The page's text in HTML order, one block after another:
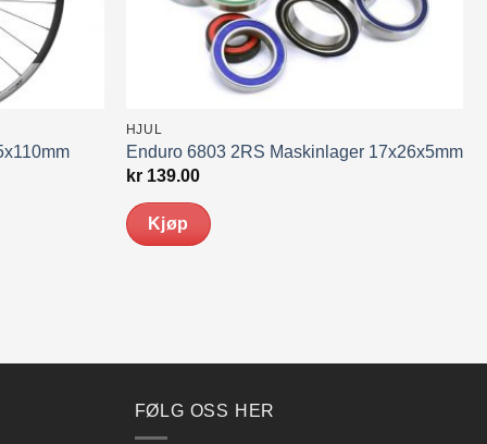
HJUL
Enduro 6803 2RS Maskinlager 17x26x5mm
kr139.00
Kjøp
FØLG OSS HER